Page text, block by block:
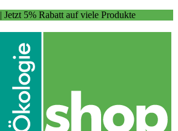
| Jetzt 5% Rabatt auf viele Produkte